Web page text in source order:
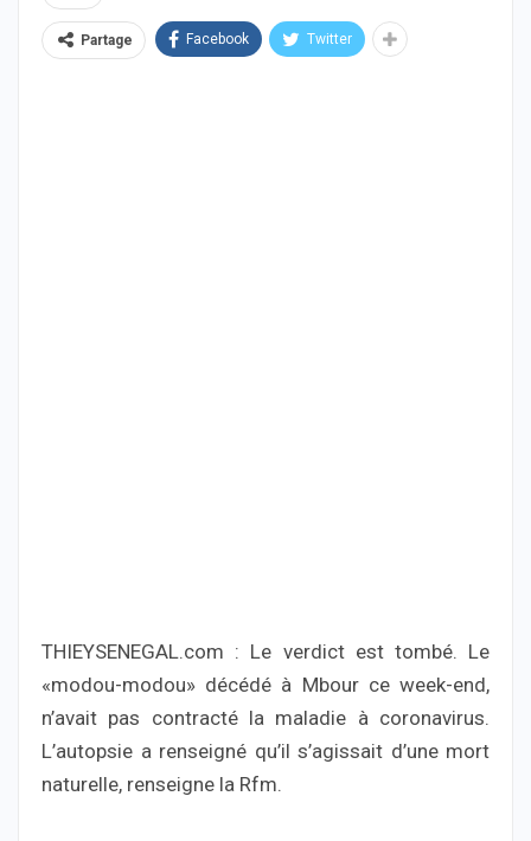
Partage Facebook Twitter
THIEYSENEGAL.com : Le verdict est tombé. Le
«modou-modou» décédé à Mbour ce week-end,
n’avait pas contracté la maladie à coronavirus.
L’autopsie a renseigné qu’il s’agissait d’une mort
naturelle, renseigne la Rfm.